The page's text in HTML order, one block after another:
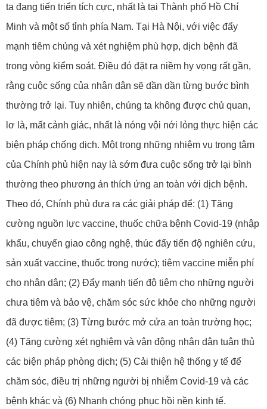
ta đang tiến triển tích cực, nhất là tại Thành phố Hồ Chí
Minh và một số tỉnh phía Nam. Tại Hà Nội, với việc đẩy
mạnh tiêm chủng và xét nghiệm phù hợp, dịch bệnh đã
trong vòng kiểm soát. Điều đó đặt ra niềm hy vọng rất gần,
rằng cuộc sống của nhân dân sẽ dần dần từng bước bình
thường trở lại. Tuy nhiên, chúng ta không được chủ quan,
lơ là, mất cảnh giác, nhất là nóng vội nới lỏng thực hiện các
biện pháp chống dịch. Một trong những nhiệm vụ trọng tâm
của Chính phủ hiện nay là sớm đưa cuộc sống trở lại bình
thường theo phương án thích ứng an toàn với dịch bệnh.
Theo đó, Chính phủ đưa ra các giải pháp để: (1) Tăng
cường nguồn lực vaccine, thuốc chữa bệnh Covid-19 (nhập
khẩu, chuyển giao công nghệ, thúc đẩy tiến độ nghiên cứu,
sản xuất vaccine, thuốc trong nước); tiêm vaccine miễn phí
cho nhân dân; (2) Đẩy mạnh tiến độ tiêm cho những người
chưa tiêm và bảo vệ, chăm sóc sức khỏe cho những người
đã được tiêm; (3) Từng bước mở cửa an toàn trường học;
(4) Tăng cường xét nghiệm và vận động nhân dân tuân thủ
các biện pháp phòng dịch; (5) Cải thiện hệ thống y tế để
chăm sóc, điều trị những người bị nhiễm Covid-19 và các
bệnh khác và (6) Nhanh chóng phục hồi nền kinh tế.